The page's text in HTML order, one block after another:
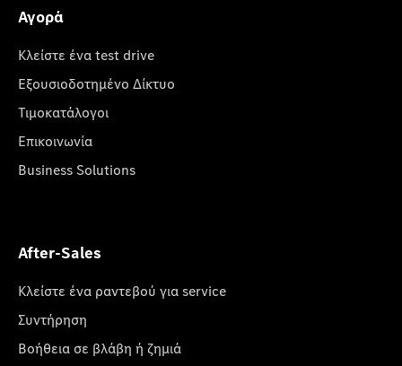
Αγορά
Κλείστε ένα test drive
Εξουσιοδοτημένο Δίκτυο
Τιμοκατάλογοι
Επικοινωνία
Business Solutions
After-Sales
Κλείστε ένα ραντεβού για service
Συντήρηση
Βοήθεια σε βλάβη ή ζημιά